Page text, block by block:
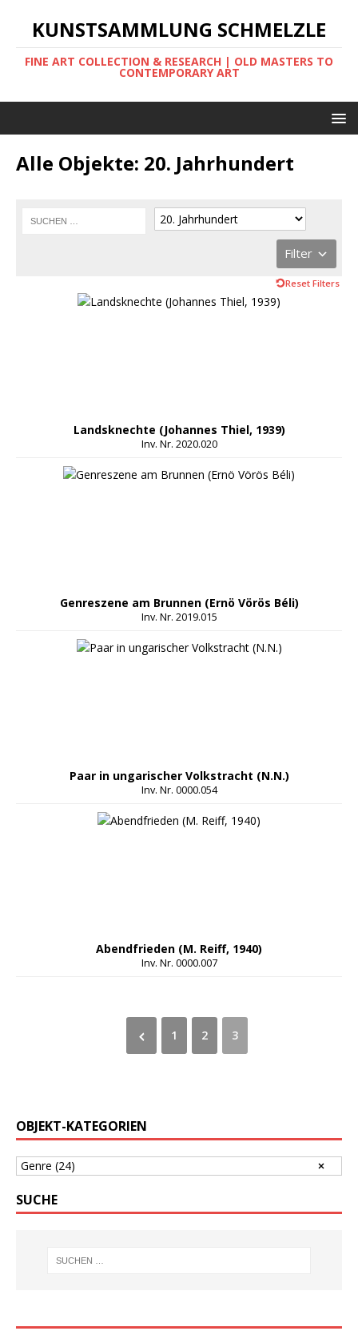
KUNSTSAMMLUNG SCHMELZLE
FINE ART COLLECTION & RESEARCH | OLD MASTERS TO
CONTEMPORARY ART
Alle Objekte: 20. Jahrhundert
Filter
Reset Filters
Landsknechte (Johannes Thiel, 1939)
Inv. Nr. 2020.020
Genreszene am Brunnen (Ernö Vörös Béli)
Inv. Nr. 2019.015
Paar in ungarischer Volkstracht (N.N.)
Inv. Nr. 0000.054
Abendfrieden (M. Reiff, 1940)
Inv. Nr. 0000.007
1 2 3
OBJEKT-KATEGORIEN
Genre (24)
SUCHE